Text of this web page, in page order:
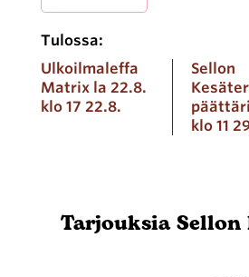
Tulossa:
Ulkoilmaleffa
Matrix la 22.8.
klo 17 22.8.
Sellon
klo 11
Tarjouksia